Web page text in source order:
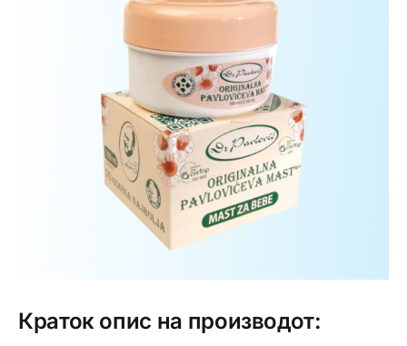
Лична хигиена
Медицински апрати
Краток опис на производот: